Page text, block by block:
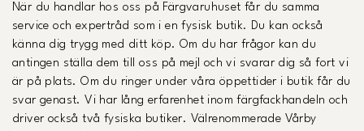
När du handlar hos oss på Färgvaruhuset får du samma
service och expertråd som i en fysisk butik. Du kan också
känna dig trygg med ditt köp. Om du har frågor kan du
antingen ställa dem till oss på mejl och vi svarar dig så fort vi
är på plats. Om du ringer under våra öppettider i butik får du
svar genast. Vi har lång erfarenhet inom färgfackhandeln och
driver också två fysiska butiker. Välrenommerade Vårby